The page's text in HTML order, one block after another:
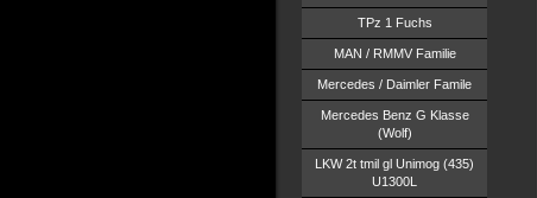
TPz 1 Fuchs
MAN / RMMV Familie
Mercedes / Daimler Famile
Mercedes Benz G Klasse
(Wolf)
LKW 2t tmil gl Unimog (435)
U1300L